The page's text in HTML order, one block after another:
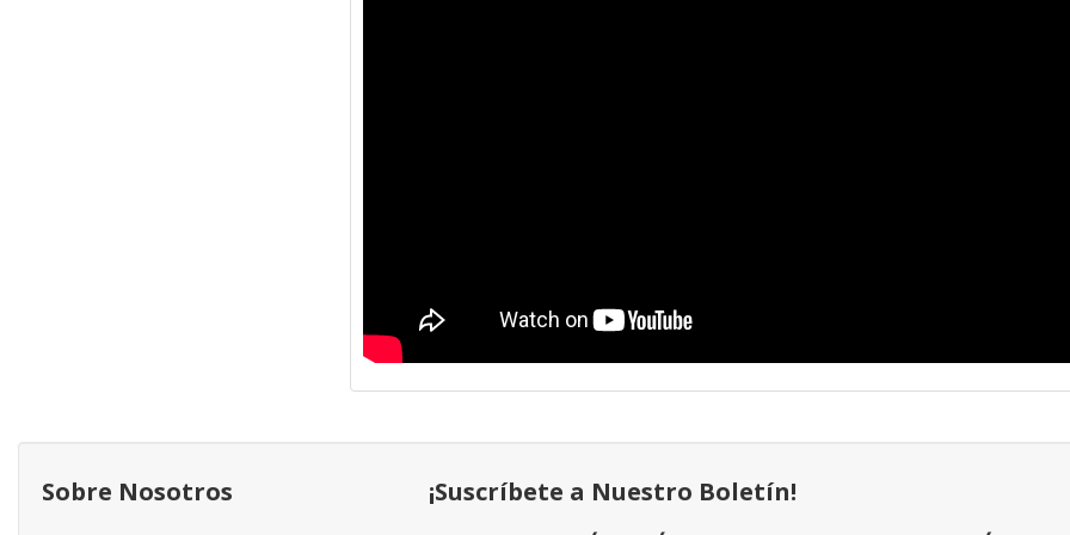
Sobre Nosotros
¡Suscríbete a Nuestro Boletín!